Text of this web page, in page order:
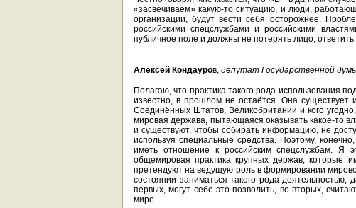
«засвечиваем» какую-то ситуацию, и люди,
организации, будут вести себя осторожнее.
российскими спецслужбами и российскими
публичное поле и должны не потерять лицо,
Алексей Кондауров, депутат Государственной
Полагаю, что практика такого рода использования
известно, в прошлом не остаётся. Она существует
Соединённых Штатов, Великобритании и кого
мировая держава, пытающаяся оказывать какое-то
и существуют, чтобы собирать информацию, не
используя специальные средства. Поэтому,
иметь отношение к российским спецслужбам. Я
общемировая практика крупных держав,
претендуют на ведущую роль в формировании
состоянии заниматься такого рода
первых, могут себе это позволить, во-вторых,
мире.